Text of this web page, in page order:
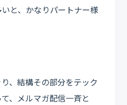
と、かなりパートナー様
、結構その部分をテック
、メルマガ配信一斉と